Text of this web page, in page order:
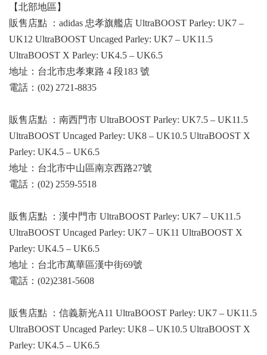
【北部地區】
販售店點 ：adidas 忠孝旗艦店 UltraBOOST Parley: UK7 –
UK12 UltraBOOST Uncaged Parley: UK7 – UK11.5
UltraBOOST X Parley: UK4.5 – UK6.5
地址：台北市忠孝東路 4 段183 號
電話：(02) 2721-8835
販售店點 ：南西門市 UltraBOOST Parley: UK7.5 – UK11.5
UltraBOOST Uncaged Parley: UK8 – UK10.5 UltraBOOST X
Parley: UK4.5 – UK6.5
地址：台北市中山區南京西路27號
電話：(02) 2559-5518
販售店點 ：漢中門市 UltraBOOST Parley: UK7 – UK11.5
UltraBOOST Uncaged Parley: UK7 – UK11 UltraBOOST X
Parley: UK4.5 – UK6.5
地址：台北市萬華區漢中街69號
電話：(02)2381-5608
販售店點 ：信義新光A11 UltraBOOST Parley: UK7 – UK11.5
UltraBOOST Uncaged Parley: UK8 – UK10.5 UltraBOOST X
Parley: UK4.5 – UK6.5